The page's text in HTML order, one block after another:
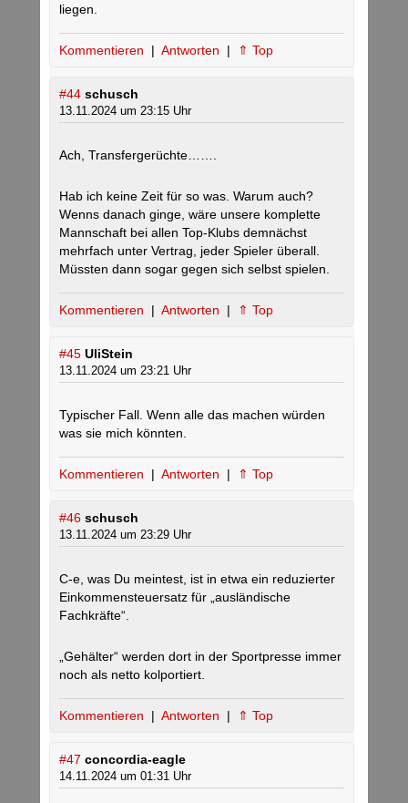
liegen.
Kommentieren | Antworten | ⇑ Top
#44 schusch
13.11.2024 um 23:15 Uhr
Ach, Transfergerüchte…….
Hab ich keine Zeit für so was. Warum auch?
Wenns danach ginge, wäre unsere komplette
Mannschaft bei allen Top-Klubs demnächst
mehrfach unter Vertrag, jeder Spieler überall.
Müssten dann sogar gegen sich selbst spielen.
Kommentieren | Antworten | ⇑ Top
#45 UliStein
13.11.2024 um 23:21 Uhr
Typischer Fall. Wenn alle das machen würden
was sie mich könnten.
Kommentieren | Antworten | ⇑ Top
#46 schusch
13.11.2024 um 23:29 Uhr
C-e, was Du meintest, ist in etwa ein reduzierter
Einkommensteuersatz für „ausländische
Fachkräfte“.
„Gehälter“ werden dort in der Sportpresse immer
noch als netto kolportiert.
Kommentieren | Antworten | ⇑ Top
#47 concordia-eagle
14.11.2024 um 01:31 Uhr